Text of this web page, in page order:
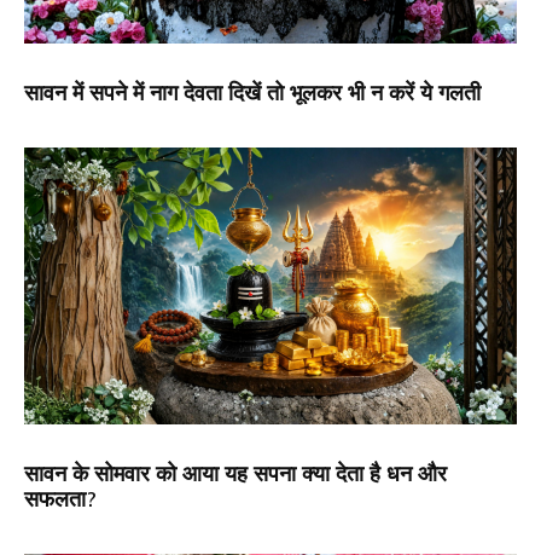
सावन में सपने में नाग देवता दिखें तो भूलकर भी न करें ये गलती
सावन के सोमवार को आया यह सपना क्या देता है धन और
सफलता?